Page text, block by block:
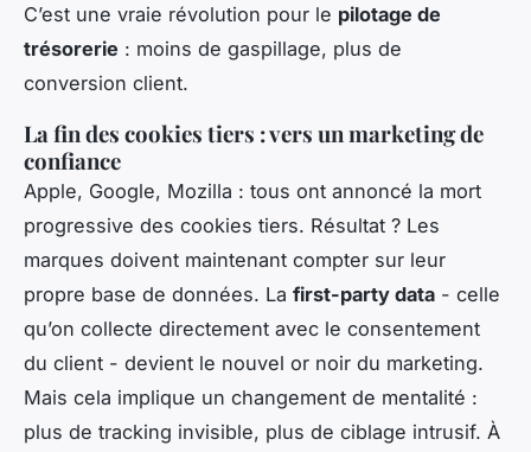
C’est une vraie révolution pour le pilotage de
trésorerie : moins de gaspillage, plus de
conversion client.
La fin des cookies tiers : vers un marketing de
confiance
Apple, Google, Mozilla : tous ont annoncé la mort
progressive des cookies tiers. Résultat ? Les
marques doivent maintenant compter sur leur
propre base de données. La first-party data - celle
qu’on collecte directement avec le consentement
du client - devient le nouvel or noir du marketing.
Mais cela implique un changement de mentalité :
plus de tracking invisible, plus de ciblage intrusif. À